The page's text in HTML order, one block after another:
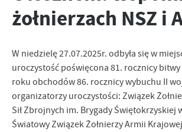
żołnierzach NSZ i
W niedzielę 27.07.2025r. odbyła się w
uroczystość poświęcona 81. rocznicy
roku obchodów 86. rocznicy wybuchu II
organizatorzy uroczystości: Związek
Sił Zbrojnych im. Brygady Świętokrzyskiej
Światowy Związek Żołnierzy Armii
Zapoznaj się zPOLITYKĄ PRYWATNOŚCI I PLIKÓW
Funkcjonalne i personalizacyjne
Tego typu pliki cookies umożliwiają stronie
personalizację określonych funkcjonalności czy
Dzięki tym plikom cookies możemy zapewnić Ci
korzystania z funkcjonalności naszej strony
jej do Twoich indywidualnych preferencji.
funkcjonalne i personalizacyjne pliki cookies
dostępność większej ilości funkcji na stronie.
Więcej
Analityczne